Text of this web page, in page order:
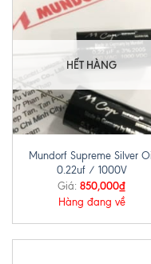
HẾT HÀNG
Mundorf Supreme Silver Oil
0.22uf / 1000V
Giá: 850,000₫
Hàng đang về